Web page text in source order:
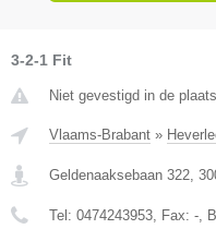
3-2-1 Fit
Niet gevestigd in de
Vlaams-Brabant »
Geldenaaksebaan 322,
Tel: 0474243953, Fax: -,